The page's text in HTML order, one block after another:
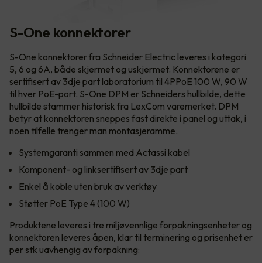
S-One konnektorer
S-One konnektorer fra Schneider Electric leveres i kategori
5, 6 og 6A, både skjermet og uskjermet. Konnektorene er
sertifisert av 3dje part laboratorium til 4PPoE 100 W, 90 W
til hver PoE-port. S-One DPM er Schneiders hullbilde, dette
hullbilde stammer historisk fra LexCom varemerket. DPM
betyr at konnektoren sneppes fast direkte i panel og uttak, i
noen tilfelle trenger man montasjeramme.
Systemgaranti sammen med Actassi kabel
Komponent- og linksertifisert av 3dje part
Enkel å koble uten bruk av verktøy
Støtter PoE Type 4 (100 W)
Produktene leveres i tre miljøvennlige forpakningsenheter og
konnektoren leveres åpen, klar til terminering og prisenhet er
per stk uavhengig av forpakning: